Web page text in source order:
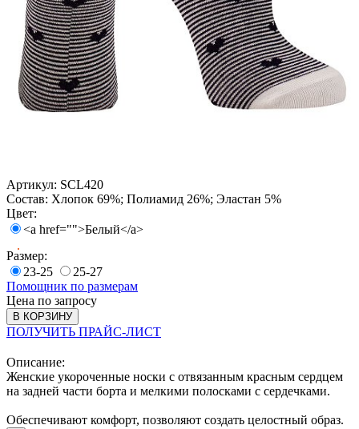
Артикул: SCL420
Состав: Хлопок 69%; Полиамид 26%; Эластан 5%
Цвет:
<a href="">Белый</a>
Размер:
23-25
25-27
Помощник по размерам
Цена по запросу
В КОРЗИНУ
ПОЛУЧИТЬ ПРАЙС-ЛИСТ
Описание:
Женские укороченные носки с отвязанным красным сердцем
на задней части борта и мелкими полосками с сердечками.
Обеспечивают комфорт, позволяют создать целостный образ.